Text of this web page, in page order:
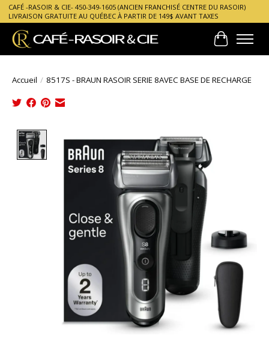
CAFÉ -RASOIR & CIE- 450-349-1605 (ANCIEN FRANCHISÉ CENTRE DU RASOIR)
LIVRAISON GRATUITE AU QUÉBEC À PARTIR DE 149$ AVANT TAXES
Panier
Accueil / 8517S - BRAUN RASOIR SERIE 8AVEC BASE DE RECHARGE
Product image slideshow Items